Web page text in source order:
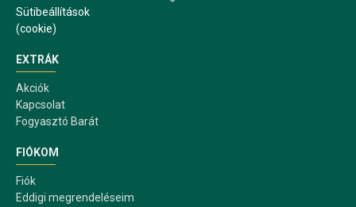
Sütibeállítások
(cookie)
EXTRÁK
Akciók
Kapcsolat
Fogyasztó Barát
FIÓKOM
Fiók
Eddigi megrendeléseim